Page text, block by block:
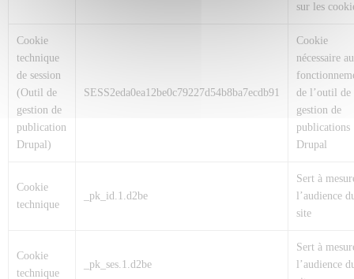
sur les
Cookie
technique
de session
(Outil de
gestion de
publication
Drupal)
SESS2eda0ea12be0c79227d54b8ba7ecdb91
Cookie
nécessaire au
de l’outil de
gestion de
publications
Drupal
Cookie
technique
_pk_id.1.d2be
Sert à
l’audience
site
Cookie
technique
_pk_ses.1.d2be
Sert à
l’audience